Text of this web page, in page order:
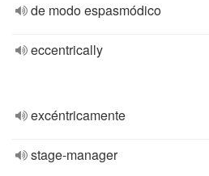
de modo espasmódico
eccentrically
excéntricamente
stage-manager